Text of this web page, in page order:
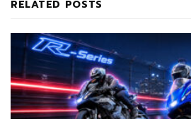
RELATED POSTS